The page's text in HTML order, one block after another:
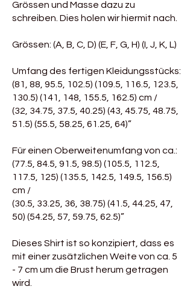
Grössen und Masse dazu zu
schreiben. Dies holen wir hiermit nach.
Grössen: (A, B, C, D) (E, F, G, H) (I, J, K, L)
Umfang des fertigen Kleidungsstücks:
(81, 88, 95.5,
102.5) (109.5 , 116.5, 123.5,
130.5) (141
, 148, 155.5, 162.5) cm /
(32, 34.75, 37.5, 40.25) (43, 45.75, 48.75,
51.5) (55.5, 58.25, 61.25, 64)”
Für einen Oberweitenumfang von ca.:
(77.5, 84.5, 91.5, 98.5) (105.5 , 112.5,
117.5,
125) (135.5 , 142.5, 149.5, 156.5)
cm /
(30.5, 33.25, 36, 38.75) (41.5 , 44.25, 47,
50) (54.25, 57, 59.75, 62.5)”
Dieses Shirt ist so konzipiert, dass es
mit einer zusätzlichen Weite von ca. 5
- 7 cm um die Brust herum getragen
wird.